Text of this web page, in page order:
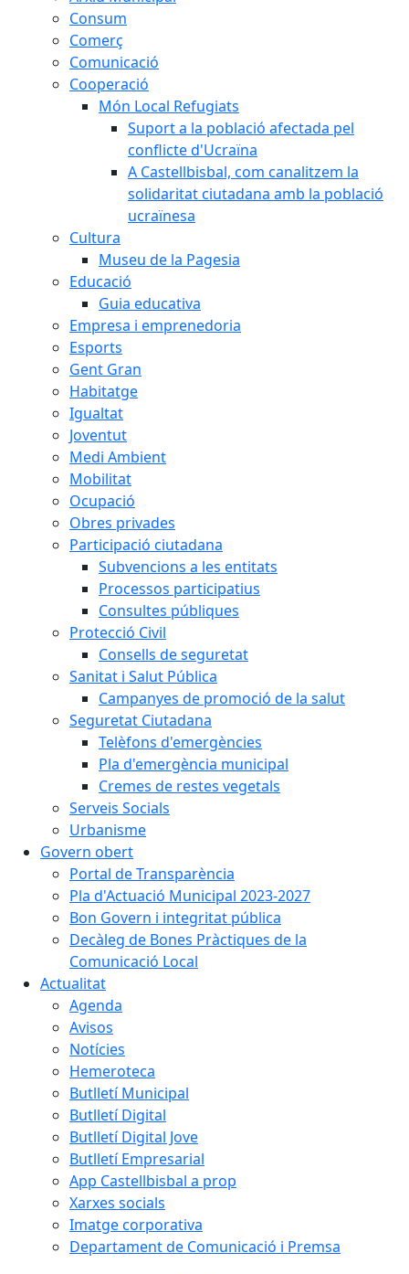
Consum
Comerç
Comunicació
Cooperació
Món Local Refugiats
Suport a la població afectada pel
conflicte d'Ucraïna
A Castellbisbal, com canalitzem la
solidaritat ciutadana amb la població
ucraïnesa
Cultura
Museu de la Pagesia
Educació
Guia educativa
Empresa i emprenedoria
Esports
Gent Gran
Habitatge
Igualtat
Joventut
Medi Ambient
Mobilitat
Ocupació
Obres privades
Participació ciutadana
Subvencions a les entitats
Processos participatius
Consultes públiques
Protecció Civil
Consells de seguretat
Sanitat i Salut Pública
Campanyes de promoció de la salut
Seguretat Ciutadana
Telèfons d'emergències
Pla d'emergència municipal
Cremes de restes vegetals
Serveis Socials
Urbanisme
Govern obert
Portal de Transparència
Pla d'Actuació Municipal 2023-2027
Bon Govern i integritat pública
Decàleg de Bones Pràctiques de la
Comunicació Local
Actualitat
Agenda
Avisos
Notícies
Hemeroteca
Butlletí Municipal
Butlletí Digital
Butlletí Digital Jove
Butlletí Empresarial
App Castellbisbal a prop
Xarxes socials
Imatge corporativa
Departament de Comunicació i Premsa